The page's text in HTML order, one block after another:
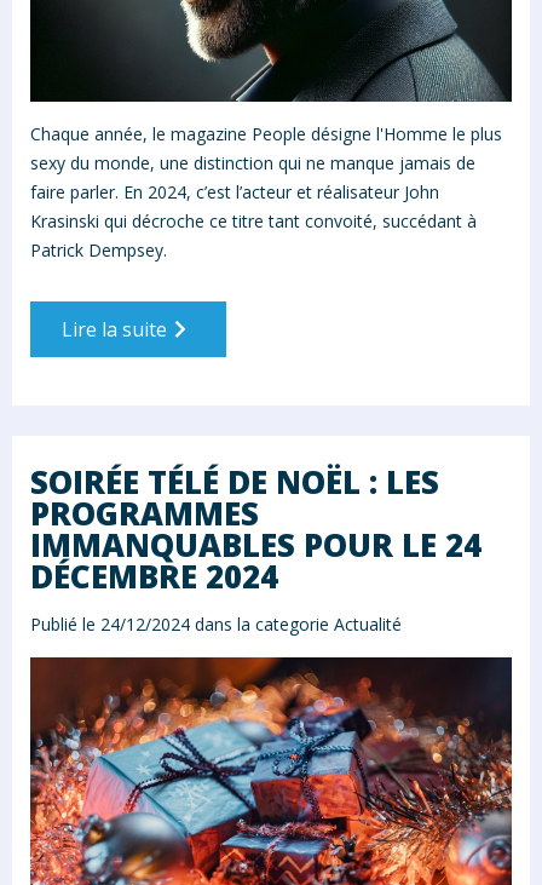
Chaque année, le magazine People désigne l'Homme le plus
sexy du monde, une distinction qui ne manque jamais de
faire parler. En 2024, c’est l’acteur et réalisateur John
Krasinski qui décroche ce titre tant convoité, succédant à
Patrick Dempsey.
Lire la suite
SOIRÉE TÉLÉ DE NOËL : LES
PROGRAMMES
IMMANQUABLES POUR LE 24
DÉCEMBRE 2024
Publié le 24/12/2024 dans la categorie Actualité